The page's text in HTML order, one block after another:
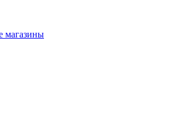
магазины